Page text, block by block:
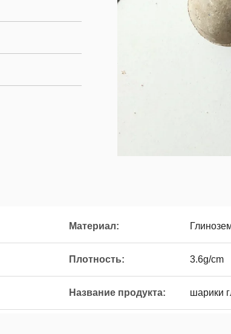
Материал:
Плотность: 3.6g/cm
Название продукта: шарики